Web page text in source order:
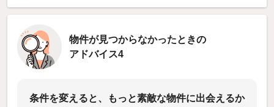
物件が見つからなかったときの
アドバイス4
条件を変えると、もっと素敵な物件に出会えるか